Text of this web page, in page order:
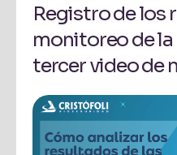
Registro de los
monitoreo de
tercer video de